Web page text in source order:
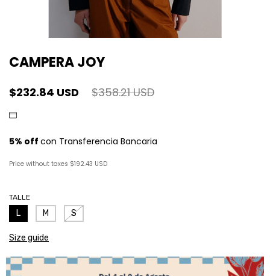
CAMPERA JOY
$232.84 USD $358.21 USD
Price without taxes $192.43 USD
TALLE
L M S
Size guide